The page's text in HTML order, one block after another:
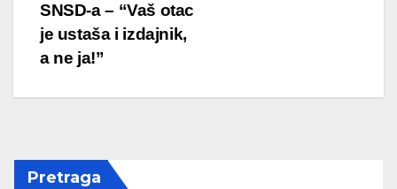
SNSD-a – “Vaš otac
je ustaša i izdajnik,
a ne ja!”
Pretraga